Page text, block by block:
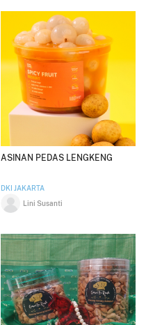
ASINAN PEDAS LENGKENG
DKI JAKARTA
Lini Susanti